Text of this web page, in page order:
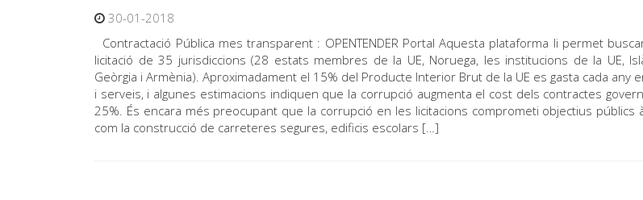
30-01-2018
Contractació Pública mes transparent : OPENTENDER Portal Aquesta plataforma li permet
licitació de 35 jurisdiccions (28 estats membres de la UE, Noruega, les institucions de la UE,
Geòrgia i Armènia). Aproximadament el 15% del Producte Interior Brut de la UE es gasta cada any
i serveis, i algunes estimacions indiquen que la corrupció augmenta el cost dels contractes
25%. És encara més preocupant que la corrupció en les licitacions comprometi objectius públics
com la construcció de carreteres segures, edificis escolars […]